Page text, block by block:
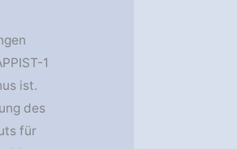
1
ist.
des
für